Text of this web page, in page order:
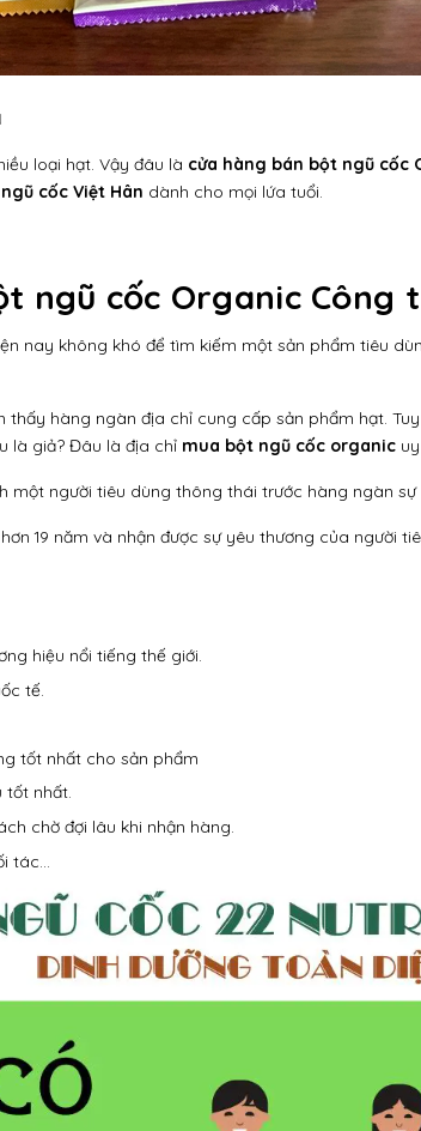
loại hạt. Vậy đâu là cửa hàng bán bột ngũ cốc
cốc Việt Hân dành cho mọi lứa tuổi.
ngũ cốc Organic Công
nay không khó để tìm kiếm một sản phẩm tiêu
thấy hàng ngàn địa chỉ cung cấp sản phẩm hạt.
là giả? Đâu là địa chỉ mua bột ngũ cốc organic
một người tiêu dùng thông thái trước hàng ngàn sự
19 năm và nhận được sự yêu thương của người
hiệu nổi tiếng thế giới.
tế.
tốt nhất cho sản phẩm
tốt nhất.
chờ đợi lâu khi nhận hàng.
tác…